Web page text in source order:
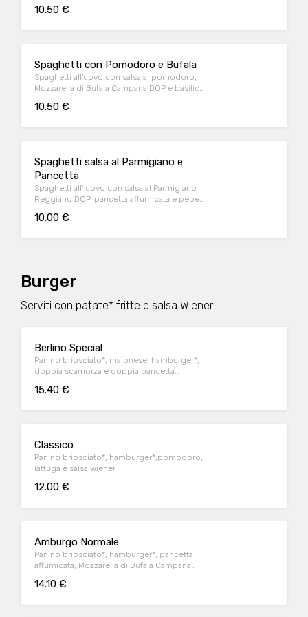
10.50 €
Spaghetti con Pomodoro e Bufala
Spaghetti all'uovo con salsa al pomodoro,
Mozzarella di Bufala Campana DOP e basilico
10.50 €
Spaghetti salsa al Parmigiano e
Pancetta
Spaghetti all' uovo con salsa al Parmigiano
Reggiano DOP, pancetta affumicata e pepe
10.00 €
Burger
Serviti con patate* fritte e salsa Wiener
Berlino Special
Panino briosciato*, maionese, hamburger*,
doppia scamorza e doppia pancetta
15.40 €
Classico
Panino briosciato*, hamburger*,pomodoro,
lattuga e salsa Wiener
12.00 €
Amburgo Normale
Panino briosciato*, hamburger*, pancetta
affumicata, Mozzarella di Bufala Campana
14.10 €